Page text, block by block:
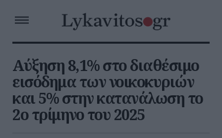
Αύξηση 8,1% στο διαθέσιμο
εισόδημα των νοικοκυριών
και 5% στην κατανάλωση το
2ο τρίμηνο του 2025